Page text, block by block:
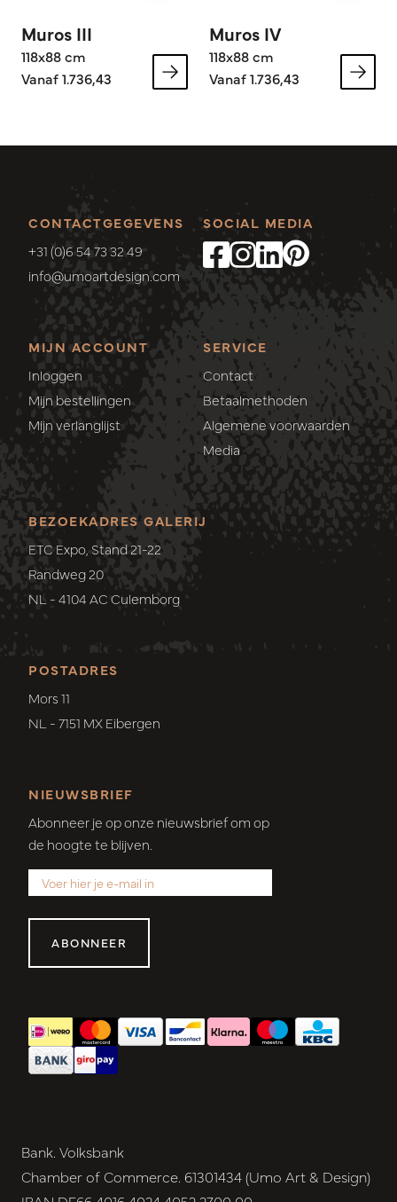
Muros III
118x88 cm
Vanaf 1.736,43
Muros IV
118x88 cm
Vanaf 1.736,43
CONTACTGEGEVENS
+31 (0)6 54 73 32 49
info@umoartdesign.com
MIJN ACCOUNT
Inloggen
Mijn bestellingen
Mijn verlanglijst
SERVICE
Contact
Betaalmethoden
Algemene voorwaarden
Media
SOCIAL MEDIA
POSTADRES
Mors 11
NL - 7151 MX Eibergen
BEZOEKADRES GALERIJ
ETC Expo, Stand 21-22
Randweg 20
NL - 4104 AC Culemborg
NIEUWSBRIEF
Abonneer je op onze nieuwsbrief om op
de hoogte te blijven.
ABONNEER
Bank. Volksbank
Chamber of Commerce. 61301434 (Umo Art & Design)